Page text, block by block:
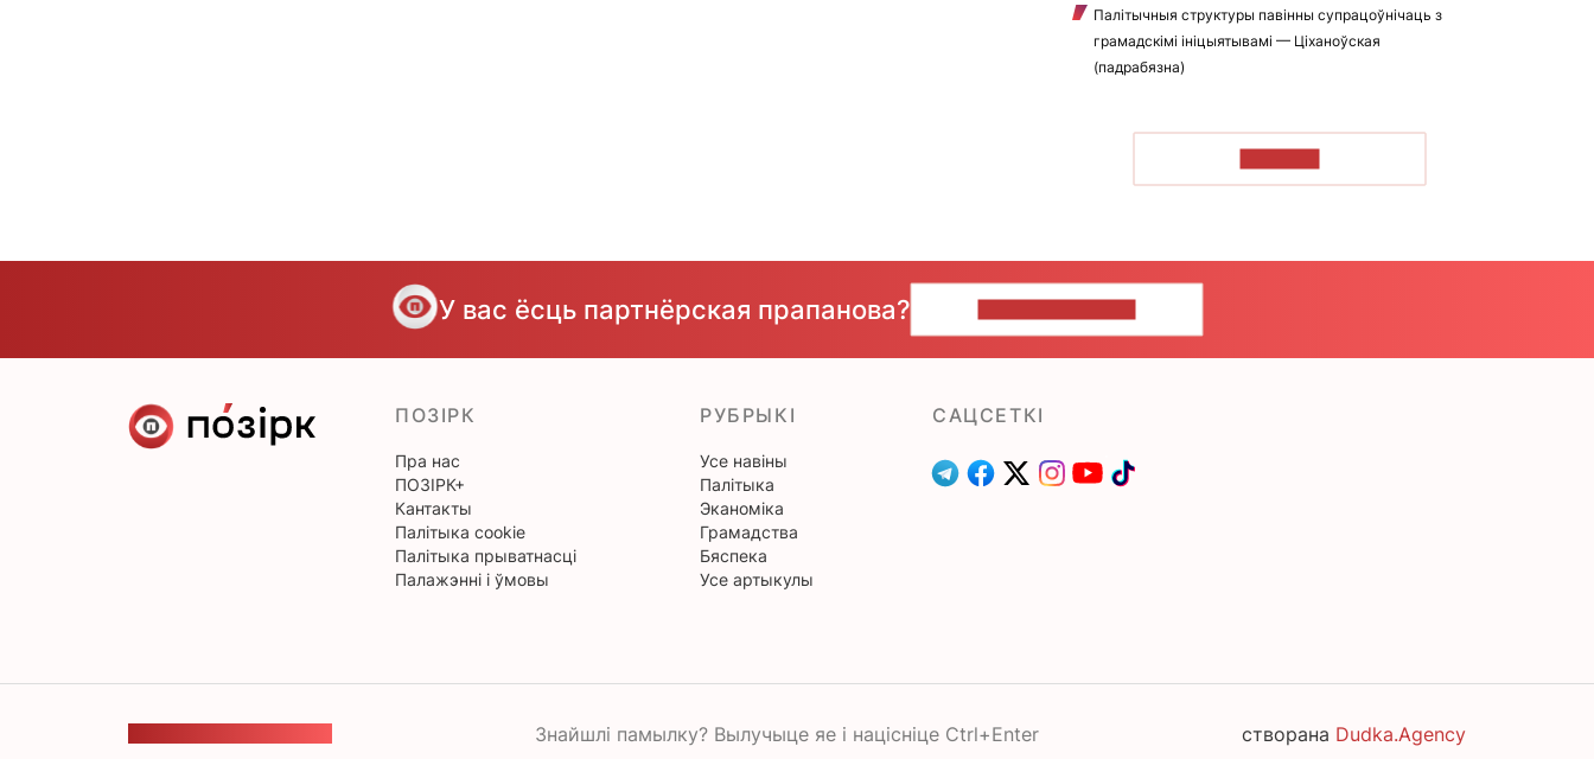
Палітычныя структуры павінны супрацоўнічаць з
грамадскімі ініцыятывамі — Ціханоўская
(падрабязна)
У вас ёсць партнёрская прапанова?
ПОЗІРК
Пра нас
ПОЗІРК+
Кантакты
Палітыка cookie
Палітыка прыватнасці
Палажэнні і ўмовы
РУБРЫКІ
Усе навіны
Палітыка
Эканоміка
Грамадства
Бяспека
Усе артыкулы
САЦСЕТКІ
Знайшлі памылку? Вылучыце яе і націсніце Ctrl+Enter створана Dudka.Agency